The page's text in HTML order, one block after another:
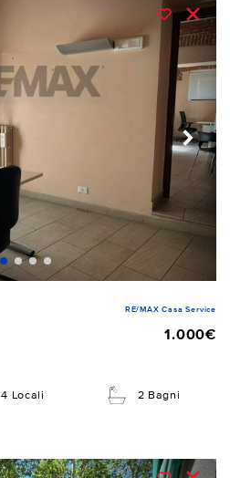
RE/MAX Casa Service
1.000€
4 Locali 2 Bagni